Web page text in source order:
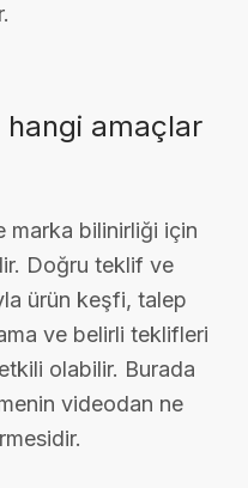
hangi amaçlar
marka bilinirliği için
Doğru teklif ve
ürün keşfi, talep
ve belirli teklifleri
olabilir. Burada
videodan ne